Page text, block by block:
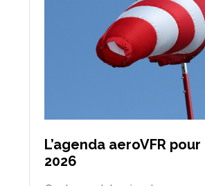
L’agenda aeroVFR
2026